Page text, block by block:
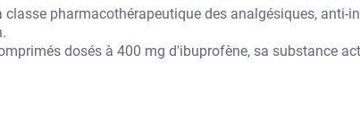
pharmacothérapeutique des analgésiques, anti-
dosés à 400 mg d'ibuprofène, sa substance